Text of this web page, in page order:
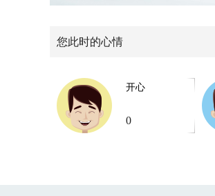
您此时的心情
开心
0